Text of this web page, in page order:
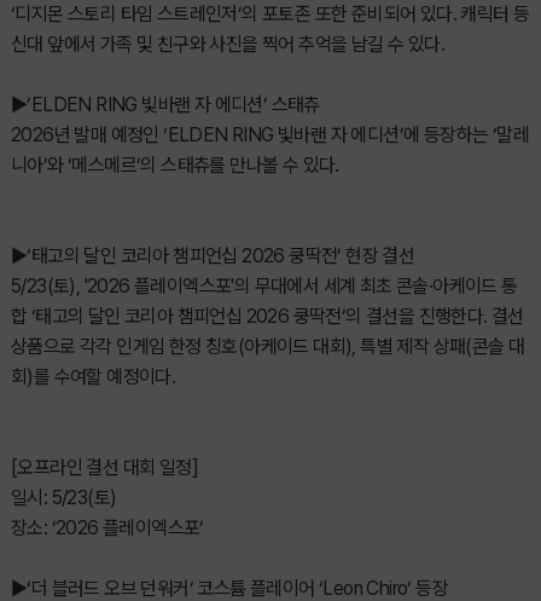
‘디지몬 스토리 타임 스트레인저’의 포토존 또한 준비되어 있다. 캐릭터 등
신대 앞에서 가족 및 친구와 사진을 찍어 추억을 남길 수 있다.
▶’ELDEN RING 빛바랜 자 에디션’ 스태츄
2026년 발매 예정인 ‘ELDEN RING 빛바랜 자 에디션’에 등장하는 ‘말레
니아’와 ‘메스메르’의 스태츄를 만나볼 수 있다.
▶‘태고의 달인 코리아 챔피언십 2026 쿵딱전’ 현장 결선
5/23(토), '2026 플레이엑스포'의 무대에서 세계 최초 콘솔·아케이드 통
합 ‘태고의 달인 코리아 챔피언십 2026 쿵딱전’의 결선을 진행한다. 결선
상품으로 각각 인게임 한정 칭호(아케이드 대회), 특별 제작 상패(콘솔 대
회)를 수여할 예정이다.
[오프라인 결선 대회 일정]
일시: 5/23(토)
장소: ‘2026 플레이엑스포’
▶‘더 블러드 오브 던워커‘ 코스튬 플레이어 ‘Leon Chiro‘ 등장